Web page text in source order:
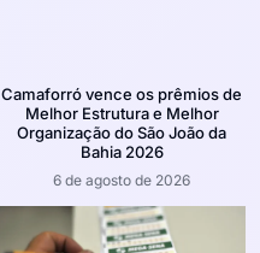
Camaforró vence os prêmios de
Melhor Estrutura e Melhor
Organização do São João da
Bahia 2026
6 de agosto de 2026